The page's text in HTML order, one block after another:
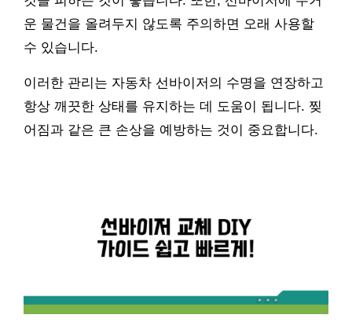
운 물건을 올려두지 않도록 주의하면 오래 사용할
수 있습니다.
이러한 관리는 자동차 선바이저의 수명을 연장하고
항상 깨끗한 상태를 유지하는 데 도움이 됩니다. 찢
어짐과 같은 큰 손상을 예방하는 것이 중요합니다.